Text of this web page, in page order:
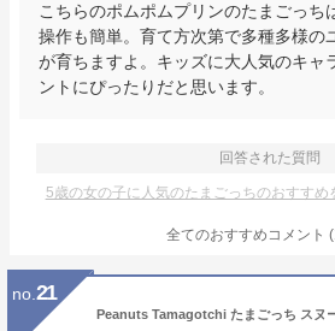
こちらのポムポムプリンのたまごっち
操作も簡単。育て方次第で多種多様の
が育ちますよ。キッズに大人気のキャ
ントにぴったりだと思います。
回答された質問
5歳の女の子に人気のたまごっちのおすすめ
全てのおすすめコメント (
no. 21
Peanuts Tamagotchi たまごっち スヌ